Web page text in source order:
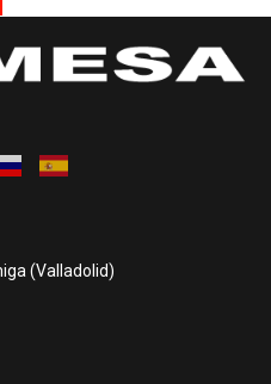
(Valladolid)